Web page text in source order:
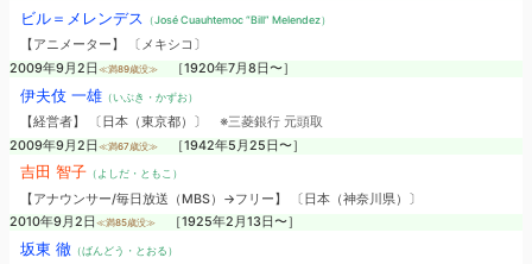
ビル＝メレンデス （José Cuauhtemoc “Bill” Melendez）
【アニメーター】 〔メキシコ〕
2009年9月2日 ≪満89歳没≫ ［1920年7月8日〜］
伊夫伎 一雄（いぶき・かずお）
【経営者】 〔日本（東京都）〕 ※三菱銀行 元頭取
2009年9月2日 ≪満67歳没≫ ［1942年5月25日〜］
吉田 智子（よしだ・ともこ）
【アナウンサー/毎日放送（MBS）→フリー】 〔日本（神奈川県）〕
2010年9月2日 ≪満85歳没≫ ［1925年2月13日〜］
坂東 徹（ばんどう・とおる）